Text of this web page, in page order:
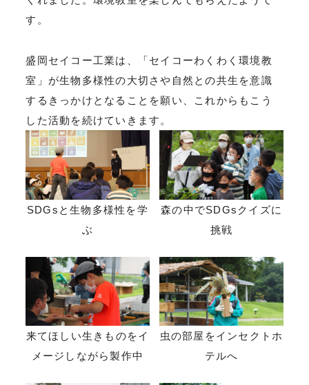
す。
盛岡セイコー工業は、「セイコーわくわく環境教
室」が生物多様性の大切さや自然との共生を意識
するきっかけとなることを願い、これからもこう
した活動を続けていきます。
SDGsと生物多様性を学
ぶ
森の中でSDGsクイズに
挑戦
来てほしい生きものをイ
メージしながら製作中
虫の部屋をインセクトホ
テルへ